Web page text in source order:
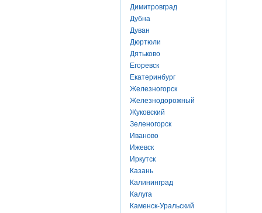
Димитровград
Дубна
Дуван
Дюртюли
Дятьково
Егоревск
Екатеринбург
Железногорск
Железнодорожный
Жуковский
Зеленогорск
Иваново
Ижевск
Иркутск
Казань
Калининград
Калуга
Каменск-Уральский